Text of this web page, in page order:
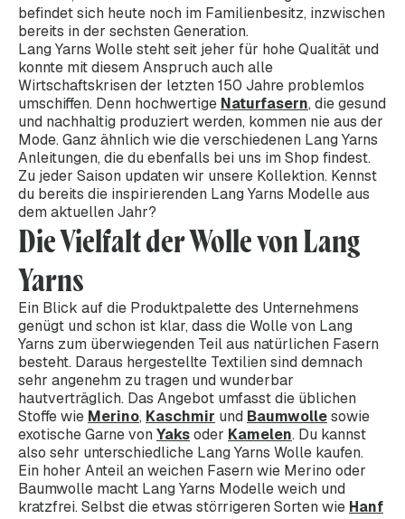
befindet sich heute noch im Familienbesitz, inzwischen
bereits in der sechsten Generation.
Lang Yarns Wolle steht seit jeher für hohe Qualität und
konnte mit diesem Anspruch auch alle
Wirtschaftskrisen der letzten 150 Jahre problemlos
umschiffen. Denn hochwertige Naturfasern, die gesund
und nachhaltig produziert werden, kommen nie aus der
Mode. Ganz ähnlich wie die verschiedenen Lang Yarns
Anleitungen, die du ebenfalls bei uns im Shop findest.
Zu jeder Saison updaten wir unsere Kollektion. Kennst
du bereits die inspirierenden Lang Yarns Modelle aus
dem aktuellen Jahr?
Die Vielfalt der Wolle von Lang
Yarns
Ein Blick auf die Produktpalette des Unternehmens
genügt und schon ist klar, dass die Wolle von Lang
Yarns zum überwiegenden Teil aus natürlichen Fasern
besteht. Daraus hergestellte Textilien sind demnach
sehr angenehm zu tragen und wunderbar
hautverträglich. Das Angebot umfasst die üblichen
Stoffe wie Merino, Kaschmir und Baumwollesowie
exotische Garne von Yaksoder Kamelen. Du kannst
also sehr unterschiedliche Lang Yarns Wolle kaufen.
Ein hoher Anteil an weichen Fasern wie Merino oder
Baumwolle macht Lang Yarns Modelle weich und
kratzfrei. Selbst die etwas störrigeren Sorten wie Hanf